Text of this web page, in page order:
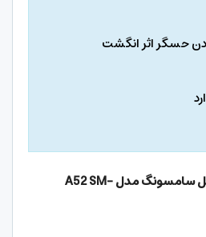
اثر انگشت
نظر خریداران گوشی موبایل سامسونگ مدل A52 SM-